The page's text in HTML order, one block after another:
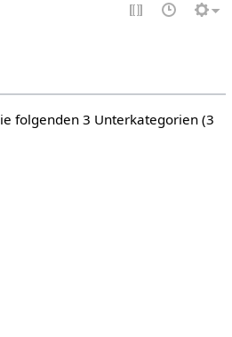
folgenden 3 Unterkategorien (3